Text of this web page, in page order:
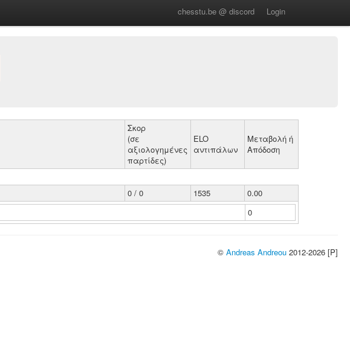
chesstu.be @ discord Login
Σκορ
(σε
αξιολογημένες
παρτίδες)
ELO
αντιπάλων
Μεταβολή ή
Απόδοση
0 / 0 1535
0.00
0
© Andreas Andreou 2012-2026 [P]